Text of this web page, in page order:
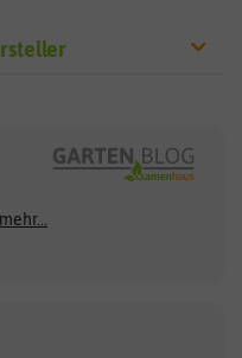
Clever Pots
COMPO
mehr...